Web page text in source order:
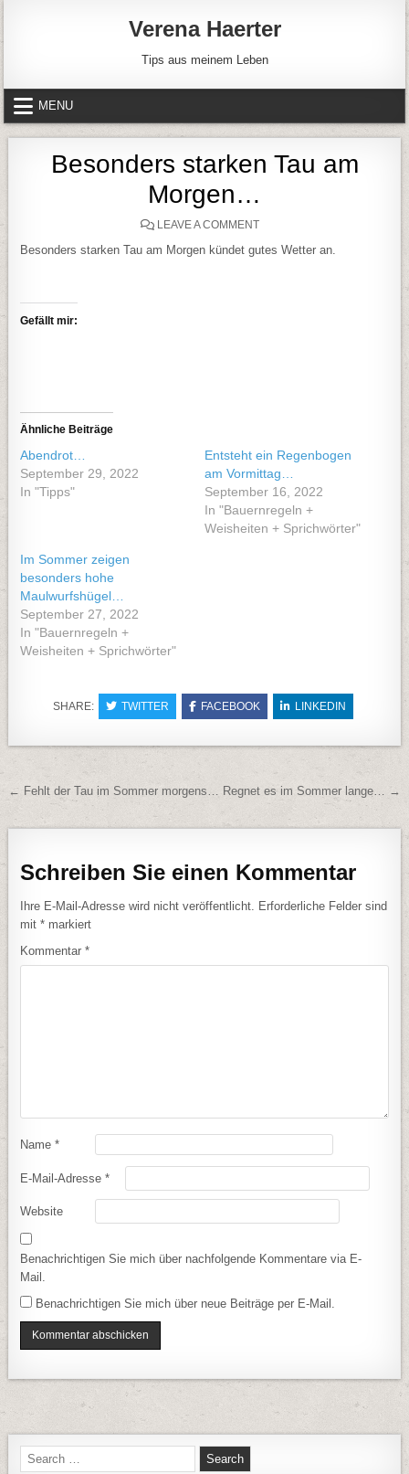
Verena Haerter
Tips aus meinem Leben
MENU
Besonders starken Tau am
Morgen…
LEAVE A COMMENTON BESONDERS STARKEN
Besonders starken Tau am Morgen kündet gutes Wetter an.
Gefällt mir:
Ähnliche Beiträge
Abendrot…
September 29, 2022
In "Tipps"
Entsteht ein Regenbogen
am Vormittag…
September 16, 2022
In "Bauernregeln +
Weisheiten + Sprichwörter"
Im Sommer zeigen
besonders hohe
Maulwurfshügel…
September 27, 2022
In "Bauernregeln +
Weisheiten + Sprichwörter"
SHARE: TWITTER FACEBOOK LINKEDIN
BeitragsnavigationRegnet es im Sommer lange… →
← Fehlt der Tau im Sommer morgens…
Schreiben Sie einen Kommentar
Ihre E-Mail-Adresse wird nicht veröffentlicht.
Erforderliche Felder sind
mit* markiert
Kommentar*
Name*
E-Mail-Adresse*
Website
Benachrichtigen Sie mich über nachfolgende Kommentare via E-
Mail.
Benachrichtigen Sie mich über neue Beiträge per E-Mail.
Search for: